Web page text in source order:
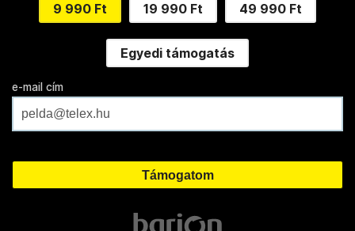
9 990 Ft 19 990 Ft 49 990 Ft
Egyedi támogatás
e-mail cím